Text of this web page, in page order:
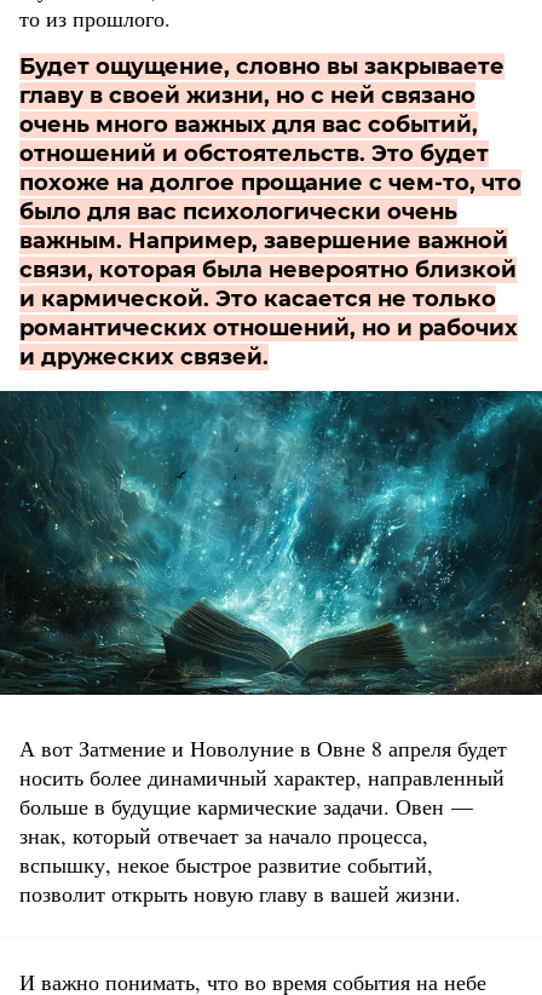
то из прошлого.
Будет ощущение, словно вы закрываете
главу в своей жизни, но с ней связано
очень много важных для вас событий,
отношений и обстоятельств. Это будет
похоже на долгое прощание с чем-то, что
было для вас психологически очень
важным. Например, завершение важной
связи, которая была невероятно близкой
и кармической. Это касается не только
романтических отношений, но и рабочих
и дружеских связей.
А вот Затмение и Новолуние в Овне 8 апреля будет
носить более динамичный характер, направленный
больше в будущие кармические задачи. Овен —
знак, который отвечает за начало процесса,
вспышку, некое быстрое развитие событий,
позволит открыть новую главу в вашей жизни.
И важно понимать, что во время события на небе